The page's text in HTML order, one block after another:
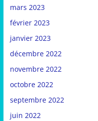
mars 2023
février 2023
janvier 2023
décembre 2022
novembre 2022
octobre 2022
septembre 2022
juin 2022